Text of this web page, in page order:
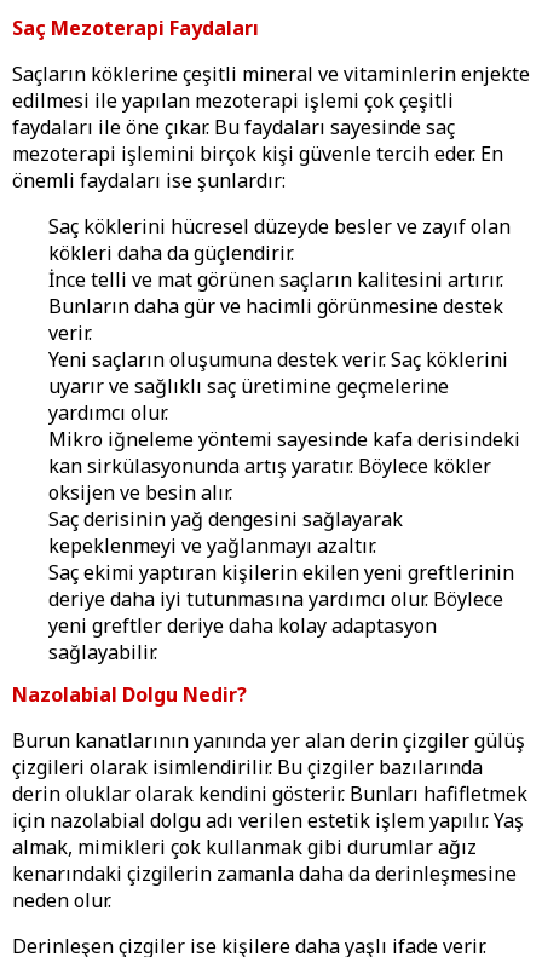
Saç Mezoterapi Faydaları
Saçların köklerine çeşitli mineral ve vitaminlerin enjekte
edilmesi ile yapılan mezoterapi işlemi çok çeşitli
faydaları ile öne çıkar. Bu faydaları sayesinde saç
mezoterapi işlemini birçok kişi güvenle tercih eder. En
önemli faydaları ise şunlardır:
Saç köklerini hücresel düzeyde besler ve zayıf olan
kökleri daha da güçlendirir.
İnce telli ve mat görünen saçların kalitesini artırır.
Bunların daha gür ve hacimli görünmesine destek
verir.
Yeni saçların oluşumuna destek verir. Saç köklerini
uyarır ve sağlıklı saç üretimine geçmelerine
yardımcı olur.
Mikro iğneleme yöntemi sayesinde kafa derisindeki
kan sirkülasyonunda artış yaratır. Böylece kökler
oksijen ve besin alır.
Saç derisinin yağ dengesini sağlayarak
kepeklenmeyi ve yağlanmayı azaltır.
Saç ekimi yaptıran kişilerin ekilen yeni greftlerinin
deriye daha iyi tutunmasına yardımcı olur. Böylece
yeni greftler deriye daha kolay adaptasyon
sağlayabilir.
Nazolabial Dolgu Nedir?
Burun kanatlarının yanında yer alan derin çizgiler gülüş
çizgileri olarak isimlendirilir. Bu çizgiler bazılarında
derin oluklar olarak kendini gösterir. Bunları hafifletmek
için nazolabial dolgu adı verilen estetik işlem yapılır. Yaş
almak, mimikleri çok kullanmak gibi durumlar ağız
kenarındaki çizgilerin zamanla daha da derinleşmesine
neden olur.
Derinleşen çizgiler ise kişilere daha yaşlı ifade verir.